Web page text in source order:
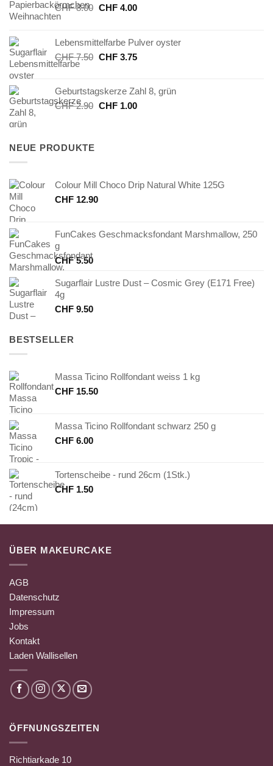
CHF8.00 Ursprünglicher
CHF 8.00
CHF4.00Aktueller
CHF 4.00.
Lebensmittelfarbe Pulver oyster
CHF7.50 Ursprünglicher
CHF 7.50
CHF3.75Aktueller
CHF 3.75.
Geburtstagskerze Zahl 8, grün
CHF2.90 Ursprünglicher
CHF1.00Aktueller
NEUE PRODUKTE
Colour Mill Choco Drip Natural White 125G
CHF 12.90
FunCakes Geschmacksfondant Marshmallow, 250
g
CHF5.50
Sugarflair Lustre Dust – Cosmic Grey (E171 Free)
4g
CHF 9.50
BESTSELLER
Massa Ticino Rollfondant weiss 1 kg
CHF 15.50
Massa Ticino Rollfondant schwarz 250 g
CHF 6.00
Tortenscheibe - rund 26cm (1Stk.)
CHF 1.50
ÜBER MAKEURCAKE
AGB
Datenschutz
Impressum
Jobs
Kontakt
Laden Wallisellen
ÖFFNUNGSZEITEN
Richtiarkade 10